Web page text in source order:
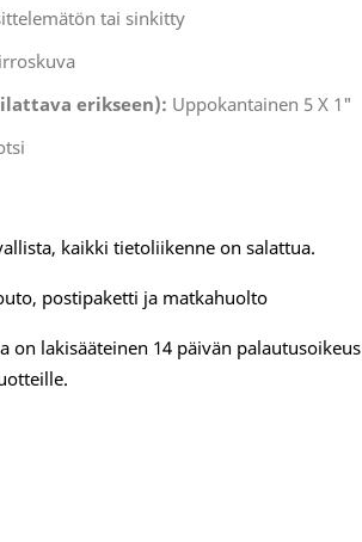
tai sinkitty
erikseen): Uppokantainen 5 X 1"
kaikki tietoliikenne on salattua.
postipaketti ja matkahuolto
on lakisääteinen 14 päivän palautusoikeus